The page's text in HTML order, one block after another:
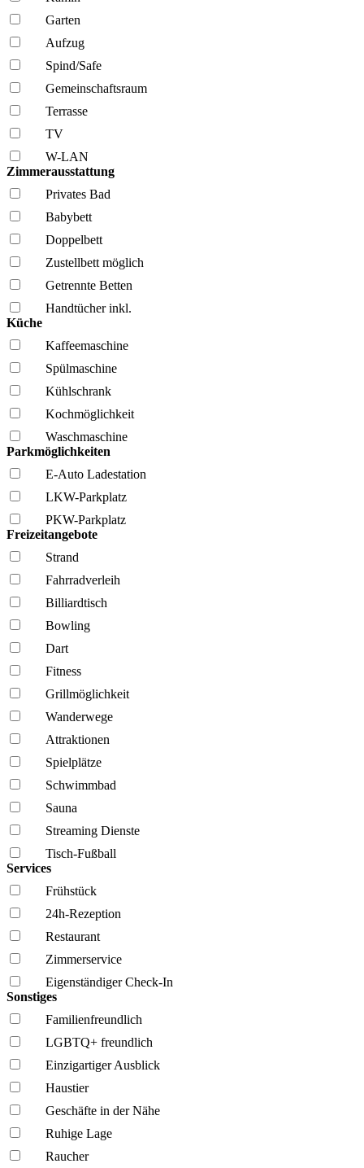
Garten
Aufzug
Spind/Safe
Gemeinschafts­raum
Terrasse
TV
W-LAN
Zimmerausstattung
Privates Bad
Babybett
Doppelbett
Zustellbett möglich
Getrennte Betten
Handtücher inkl.
Küche
Kaffee­maschine
Spül­maschine
Kühl­schrank
Kochmöglich­keit
Wasch­maschine
Parkmöglichkeiten
E-Auto Ladestation
LKW-Parkplatz
PKW-Parkplatz
Freizeitangebote
Strand
Fahrrad­verleih
Billiardtisch
Bowling
Dart
Fitness
Grillmöglich­keit
Wanderwege
Attraktionen
Spielplätze
Schwimmbad
Sauna
Streaming Dienste
Tisch-Fußball
Services
Frühstück
24h-Rezeption
Restaurant
Zimmerservice
Eigenständiger Check-In
Sonstiges
Familien­freundlich
LGBTQ+ freundlich
Einzigartiger Ausblick
Haustier
Geschäfte in der Nähe
Ruhige Lage
Raucher